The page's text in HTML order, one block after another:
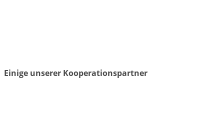
Einige unserer Kooperationspartner